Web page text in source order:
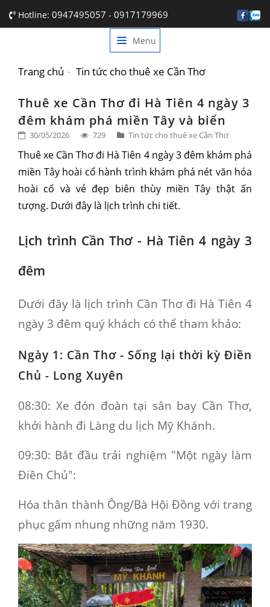
Hotline: 0947495057 - 0917179969
Menu
GIỚI THIỆU
DỊCH VỤ
BẢNG GIÁ
TIN TỨC
LIÊN HỆ
Trang chủ Tin tức cho thuê xe Cần Thơ
Thuê xe Cần Thơ đi Hà Tiên 4 ngày 3
đêm khám phá miền Tây và biển
30/05/2026 729 Tin tức cho thuê xe Cần Thơ
Thuê xe Cần Thơ đi Hà Tiên 4 ngày 3 đêm khám phá
miền Tây hoài cổ hành trình khám phá nét văn hóa
hoài cổ và vẻ đẹp biên thùy miền Tây thật ấn
tượng. Dưới đây là lịch trình chi tiết.
Lịch trình Cần Thơ - Hà Tiên 4 ngày 3
đêm
Dưới đây là lịch trình Cần Thơ đi Hà Tiên 4
ngày 3 đêm quý khách có thể tham khảo:
Ngày 1: Cần Thơ - Sống lại thời kỳ Điền
Chủ - Long Xuyên
08:30: Xe đón đoàn tại sân bay Cần Thơ,
khởi hành đi Làng du lịch Mỹ Khánh.
09:30: Bắt đầu trải nghiệm "Một ngày làm
Điền Chủ":
Hóa thân thành Ông/Bà Hội Đồng với trang
phục gấm nhung những năm 1930.